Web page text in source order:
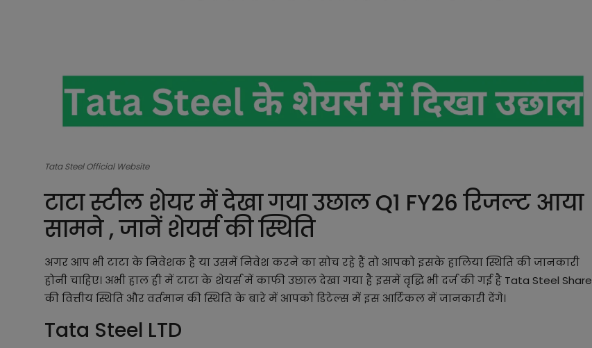
Tata Steel Official Website
टाटा स्टील शेयर में देखा गया उछाल Q1 FY26 रिजल्ट आया
सामने , जानें शेयर्स की स्थिति
अगर आप भी टाटा के निवेशक है या उसमें निवेश करने का सोच रहे हैं तो आपको इसके हालिया स्थिति की जानकारी
होनी चाहिए। अभी हाल ही में टाटा के शेयर्स में काफी उछाल देखा गया है इसमें वृद्धि भी दर्ज की गई है Tata Steel Share
की वित्तीय स्थिति और वर्तमान की स्थिति के बारे में आपको डिटेल्स में इस आर्टिकल में जानकारी देंगे।
Tata Steel LTD